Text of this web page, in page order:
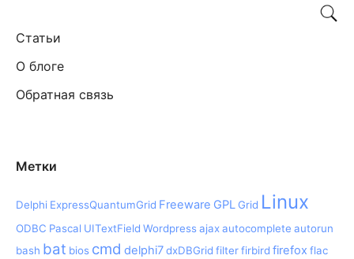
Статьи
О блоге
Обратная связь
Метки
Delphi ExpressQuantumGrid Freeware GPLGrid Linux
ODBC Pascal UITextField Wordpressajaxautocomplete autorun
bash bat bios cmd delphi7dxDBGrid filterfirbird firefox flac